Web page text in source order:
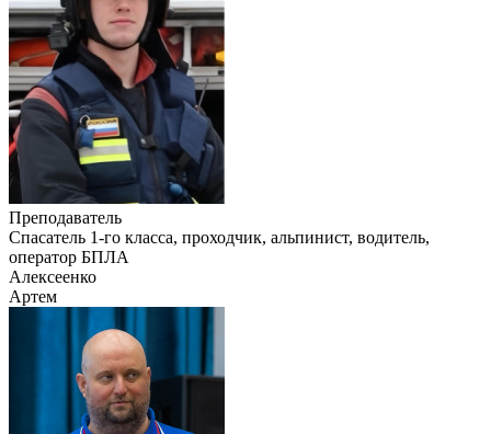
Преподаватель
Cпасатель 1-го класса, проходчик, альпинист, водитель,
оператор БПЛА
Алексеенко
Артем